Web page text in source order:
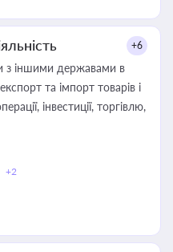
+6
з іншими державами в
та імпорт товарів і
інвестиції, торгівлю,
+2